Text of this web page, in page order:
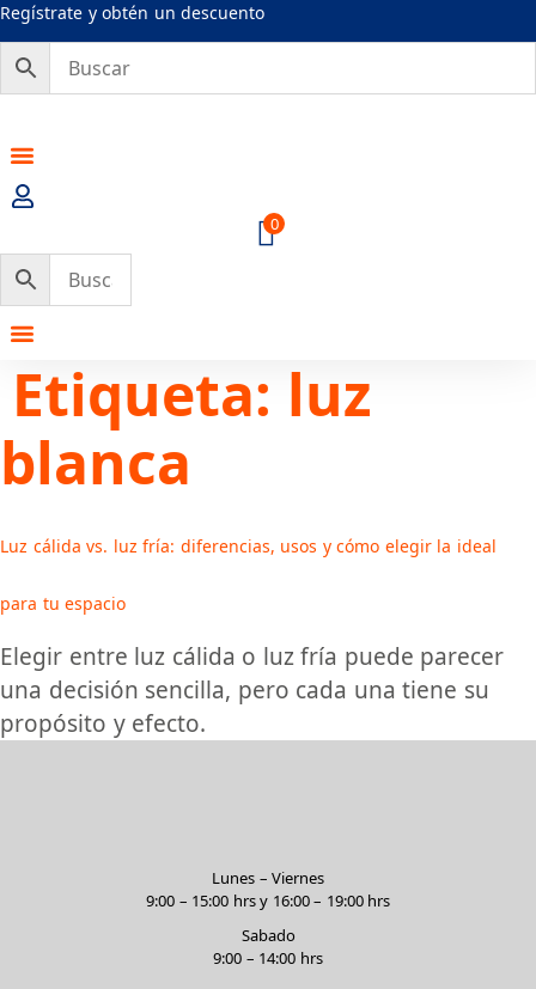
Ir
al
contenido
Regístrate y obtén un descuento
0
Etiqueta: luz
blanca
Luz cálida vs. luz fría: diferencias, usos y cómo elegir la ideal
para tu espacio
Elegir entre luz cálida o luz fría puede parecer
una decisión sencilla, pero cada una tiene su
propósito y efecto.
Lunes – Viernes
9:00 – 15:00 hrs y 16:00 – 19:00 hrs
Sabado
9:00 – 14:00 hrs